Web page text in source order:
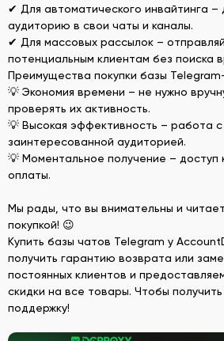
✔ Для автоматического инвайтинга
аудиторию в свои чаты и каналы.
✔ Для массовых рассылок –
потенциальным клиентам без поиска
Преимущества покупки базы
💡 Экономия времени – не нужно
проверять их активность.
💡 Высокая эффективность – работа с
заинтересованной аудиторией.
💡 Моментальное получение – доступ
оплаты.
Мы рады, что вы внимательны и
покупкой! 😉
Купить базы чатов Telegram у
получить гарантию возврата или
постоянных клиентов и
скидки на все товары. Чтобы
поддержку!